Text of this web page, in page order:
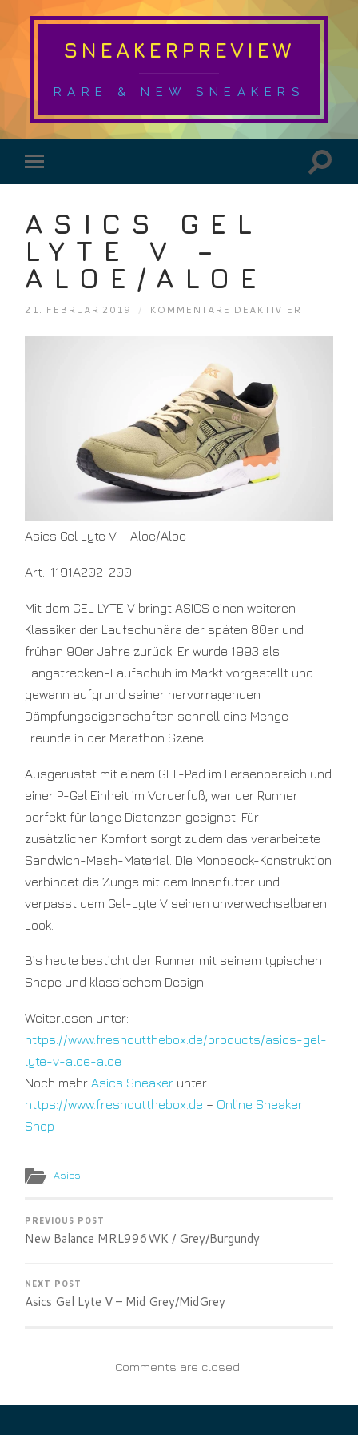
SNEAKERPREVIEW
RARE & NEW SNEAKERS
ASICS GEL
LYTE V –
ALOE/ALOE
21. FEBRUAR 2019 / KOMMENTARE DEAKTIVIERT
GEL
Asics Gel Lyte V – Aloe/Aloe
Art.: 1191A202-200
Mit dem GEL LYTE V bringt ASICS einen weiteren
Klassiker der Laufschuhära der späten 80er und
frühen 90er Jahre zurück. Er wurde 1993 als
Langstrecken-Laufschuh im Markt vorgestellt und
gewann aufgrund seiner hervorragenden
Dämpfungseigenschaften schnell eine Menge
Freunde in der Marathon Szene.
Ausgerüstet mit einem GEL-Pad im Fersenbereich und
einer P-Gel Einheit im Vorderfuß, war der Runner
perfekt für lange Distanzen geeignet. Für
zusätzlichen Komfort sorgt zudem das verarbeitete
Sandwich-Mesh-Material. Die Monosock-Konstruktion
verbindet die Zunge mit dem Innenfutter und
verpasst dem Gel-Lyte V seinen unverwechselbaren
Look.
Bis heute besticht der Runner mit seinem typischen
Shape und klassischem Design!
Weiterlesen unter:
https://www.freshoutthebox.de/products/asics-gel-
lyte-v-aloe-aloe
Noch mehrAsics Sneaker unter
https://www.freshoutthebox.de – Online Sneaker
Shop
Asics
PREVIOUS POST
New Balance MRL996WK / Grey/Burgundy
NEXT POST
Asics Gel Lyte V – Mid Grey/MidGrey
Comments are closed.